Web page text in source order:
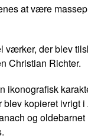
at være
der blev
Christian Richter.
kopieret ivrigt
og oldebarnet